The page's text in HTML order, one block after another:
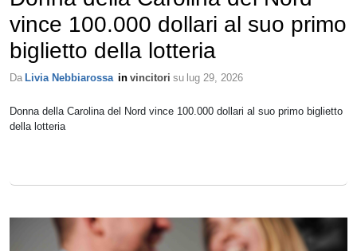
vince 100.000 dollari al suo primo
biglietto della lotteria
Da Livia Nebbiarossa in vincitori su lug 29, 2026
Donna della Carolina del Nord vince 100.000 dollari al suo primo biglietto
della lotteria